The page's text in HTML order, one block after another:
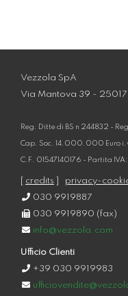
Vezzola SpA
Via Mantova 39 -
Reg. Ditte di BS n 244832 -
Cap. Soc. 14.000.000 Euro
C.F. 01547140176 - Partita
credits
privacy-
030 9919887
030 9919890 (fax)
info@vezzola.com
Ufficio Clienti
+39 030 9919983